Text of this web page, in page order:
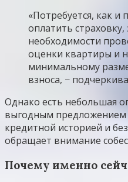
«Потребуется, как
оплатить страховку,
необходимости
оценки квартиры и
минимальному
взноса, −
Однако есть небольшая
выгодным предложением
кредитной историей и
обращает внимание
Почему именно